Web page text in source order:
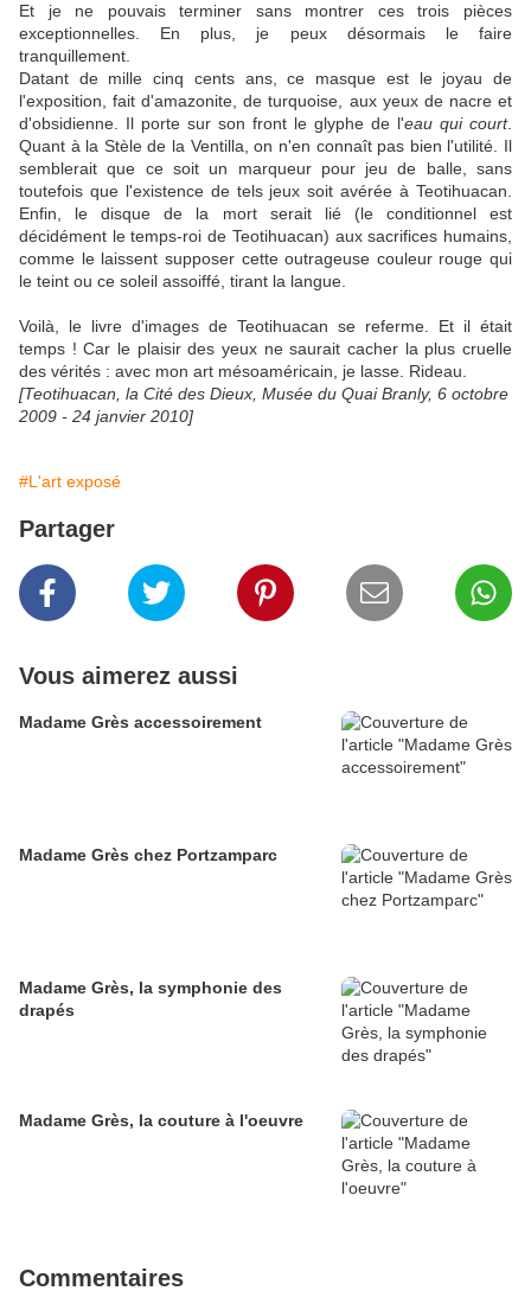
Et je ne pouvais terminer sans montrer ces trois pièces
exceptionnelles. En plus, je peux désormais le faire
tranquillement.
Datant de mille cinq cents ans, ce masque est le joyau de
l'exposition, fait d'amazonite, de turquoise, aux yeux de nacre et
d'obsidienne. Il porte sur son front le glyphe de l'eau qui court.
Quant à la Stèle de la Ventilla, on n'en connaît pas bien l'utilité. Il
semblerait que ce soit un marqueur pour jeu de balle, sans
toutefois que l'existence de tels jeux soit avérée à Teotihuacan.
Enfin, le disque de la mort serait lié (le conditionnel est
décidément le temps-roi de Teotihuacan) aux sacrifices humains,
comme le laissent supposer cette outrageuse couleur rouge qui
le teint ou ce soleil assoiffé, tirant la langue.
Voilà, le livre d'images de Teotihuacan se referme. Et il était
temps ! Car le plaisir des yeux ne saurait cacher la plus cruelle
des vérités : avec mon art mésoaméricain, je lasse. Rideau.
[Teotihuacan, la Cité des Dieux, Musée du Quai Branly, 6 octobre
2009 - 24 janvier 2010]
#L'art exposé
Partager
Vous aimerez aussi
Madame Grès accessoirement
Madame Grès chez Portzamparc
Madame Grès, la symphonie des
drapés
Madame Grès, la couture à l'oeuvre
Commentaires